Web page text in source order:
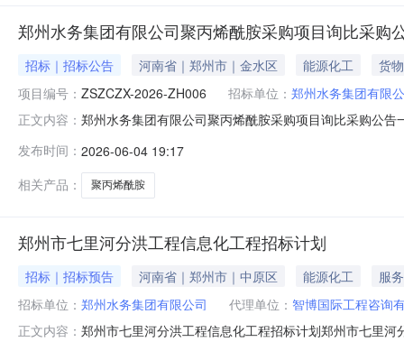
郑州水务集团有限公司聚丙烯酰胺采购项目询比采购
招标｜招标公告 河南省｜郑州市｜金水区 能源化工
货物
项目编号： ZSZCZX-2026-ZH006 招标单位： 郑州水务集团有限
正文内容： 郑州水务集团有限公司聚丙烯酰胺采购项目询比采购公
目；2、采购编号：ZSZCZX-2026-ZH006；3、采购内
知3日内交货；5、质量要求：
发布时间： 2026-06-04 19:17
相关产品：
聚丙烯酰胺
郑州市七里河分洪工程信息化工程招标计划
招标｜招标预告 河南省｜郑州市｜中原区 能源化工
服务
招标单位： 郑州水务集团有限公司 代理单位： 智博国际工程咨询
正文内容： 郑州市七里河分洪工程信息化工程招标计划郑州市七里